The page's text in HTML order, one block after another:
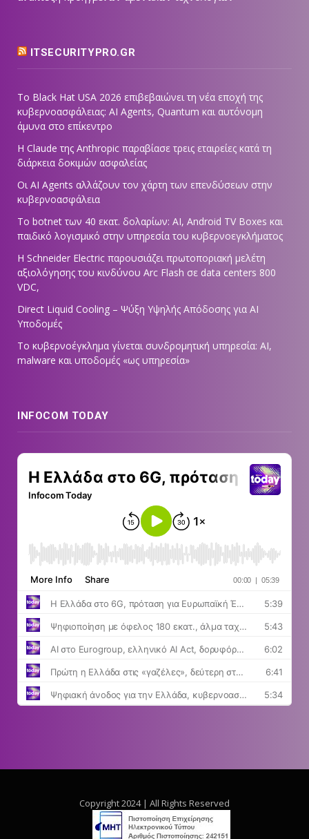
ITSECURITYPRO.GR
Το Black Hat USA 2026 επιβεβαιώνει τη νέα εποχή της
κυβερνοασφάλειας: AI Agents, Quantum και αυτόνομη
άμυνα στο επίκεντρο
Η Claude της Anthropic παραβίασε τρεις εταιρείες κατά τη
διάρκεια δοκιμών ασφαλείας
Οι AI Agents αλλάζουν τον χάρτη των επενδύσεων στην
κυβερνοασφάλεια
Το botnet των 40 εκατ. δολαρίων: AI, Android TV Boxes και
παιδικό λογισμικό στην υπηρεσία του κυβερνοεγκλήματος
Η Schneider Electric παρουσιάζει πρωτοποριακή μελέτη
αξιολόγησης του κινδύνου Arc Flash σε data centers 800
VDC,
Direct Liquid Cooling – Ψύξη Υψηλής Απόδοσης για AI
Υποδομές
Το κυβερνοέγκλημα γίνεται συνδρομητική υπηρεσία: AI,
malware και υποδομές «ως υπηρεσία»
INFOCOM TODAY
Copyright 2024 | All Rights Reserved